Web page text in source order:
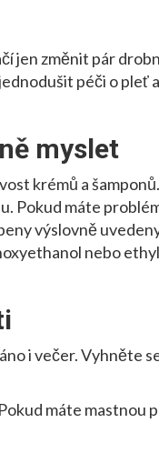
jen změnit pár
péči o pleť
myslet
krémů a
Pokud máte
výslovně
nebo
i večer. Vyhněte
máte mastnou